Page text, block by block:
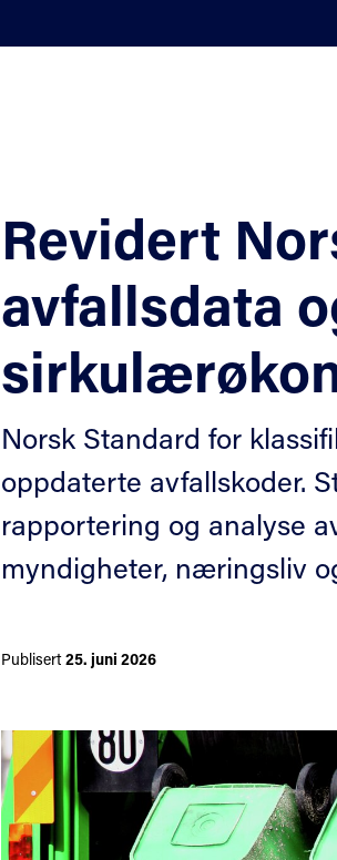
Revidert
avfallsdata
Norsk Standard for
oppdaterte avfallskoder.
rapportering og analyse
myndigheter, næringsliv
Publisert25. juni 2026